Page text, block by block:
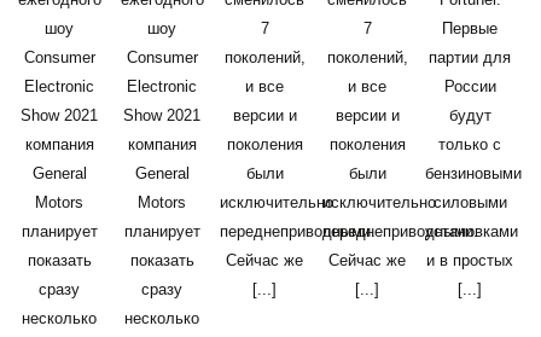
шоу
Consumer
Electronic
Show 2021
компания
General
Motors
планирует
показать
сразу
несколько
шоу
Consumer
Electronic
Show 2021
компания
General
Motors
планирует
показать
сразу
несколько
7
поколений,
и все
версии и
поколения
были
исключительно
переднеприводными.
Сейчас же
[...]
7
поколений,
и все
версии и
поколения
были
исключительно
переднеприводными.
Сейчас же
[...]
Первые
партии для
России
будут
только с
бензиновыми
силовыми
установками
и в простых
[...]